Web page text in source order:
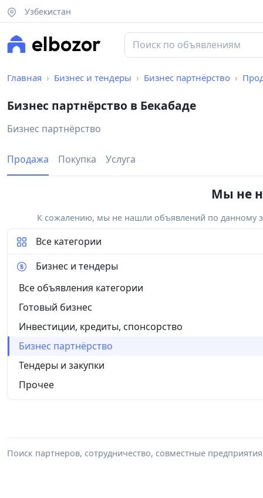
Узбекистан
Главная Бизнес и тендеры Бизнес партнёрство
Бизнес партнёрство в Бекабаде
Бизнес партнёрство
Продажа Покупка Услуга
Мы не
К сожалению, мы не нашли объявлений по данному
Все категории
Бизнес и тендеры
Все объявления категории
Готовый бизнес
Инвестиции, кредиты, спонсорство
Бизнес партнёрство
Тендеры и закупки
Прочее
Поиск партнеров, сотрудничество, совместные